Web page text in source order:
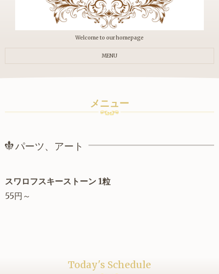
Welcome to our homepage
MENU
メニュー
パーツ、アート
スワロフスキーストーン 1粒
55円～
Today's Schedule